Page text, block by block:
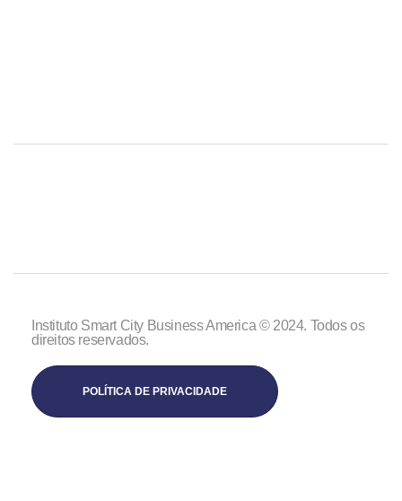
Instituto Smart City Business America © 2024. Todos os
direitos reservados.
POLÍTICA DE PRIVACIDADE